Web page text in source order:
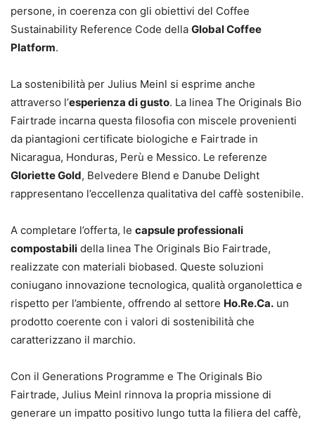
persone, in coerenza con gli obiettivi del Coffee
Sustainability Reference Code della Global Coffee
Platform.
La sostenibilità per Julius Meinl si esprime anche
attraverso l’esperienza di gusto. La linea The Originals Bio
Fairtrade incarna questa filosofia con miscele provenienti
da piantagioni certificate biologiche e Fairtrade in
Nicaragua, Honduras, Perù e Messico. Le referenze
Gloriette Gold, Belvedere Blend e Danube Delight
rappresentano l’eccellenza qualitativa del caffè sostenibile.
A completare l’offerta, le capsule professionali
compostabili della linea The Originals Bio Fairtrade,
realizzate con materiali biobased. Queste soluzioni
coniugano innovazione tecnologica, qualità organolettica e
rispetto per l’ambiente, offrendo al settore Ho.Re.Ca. un
prodotto coerente con i valori di sostenibilità che
caratterizzano il marchio.
Con il Generations Programme e The Originals Bio
Fairtrade, Julius Meinl rinnova la propria missione di
generare un impatto positivo lungo tutta la filiera del caffè,